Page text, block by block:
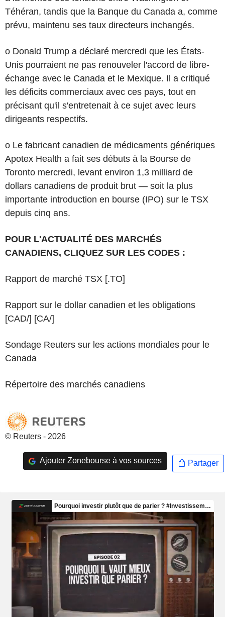
Téhéran, tandis que la Banque du Canada a, comme
prévu, maintenu ses taux directeurs inchangés.
o Donald Trump a déclaré mercredi que les États-
Unis pourraient ne pas renouveler l'accord de libre-
échange avec le Canada et le Mexique. Il a critiqué
les déficits commerciaux avec ces pays, tout en
précisant qu'il s'entretenait à ce sujet avec leurs
dirigeants respectifs.
o Le fabricant canadien de médicaments génériques
Apotex Health a fait ses débuts à la Bourse de
Toronto mercredi, levant environ 1,3 milliard de
dollars canadiens de produit brut — soit la plus
importante introduction en bourse (IPO) sur le TSX
depuis cinq ans.
POUR L'ACTUALITÉ DES MARCHÉS
CANADIENS, CLIQUEZ SUR LES CODES :
Rapport de marché TSX [.TO]
Rapport sur le dollar canadien et les obligations
[CAD/] [CA/]
Sondage Reuters sur les actions mondiales pour le
Canada
Répertoire des marchés canadiens
© Reuters - 2026
Ajouter Zonebourse à vos sources Partager